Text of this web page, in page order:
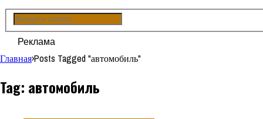
Реклама
Главная›Posts Tagged "автомобиль"
Tag: автомобиль